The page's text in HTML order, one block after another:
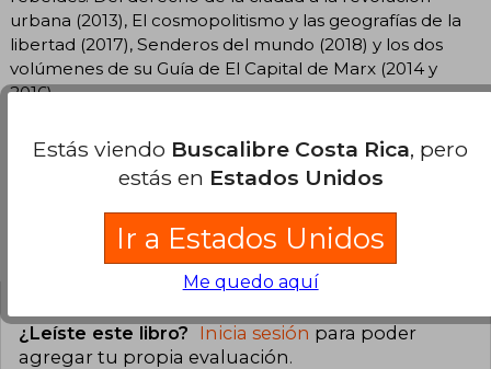
urbana (2013), El cosmopolitismo y las geografías de la
libertad (2017), Senderos del mundo (2018) y los dos
volúmenes de su Guía de El Capital de Marx (2014 y
2016).
Opiniones del libro
¿Leíste este libro? Inicia sesión para poder
agregar tu propia evaluación.
Estás viendo Buscalibre Costa Rica, pero
estás en Estados Unidos
Ir a Estados Unidos
Me quedo aquí